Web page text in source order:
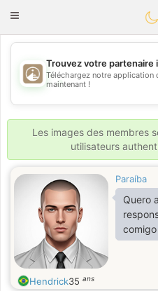
B
Toggle
💖
💕
Trouvez votre partenaire
Téléchargez notre application
maintenant !
Les images des membres
utilisateurs
Paraíba
Quero
comigo
Hendrick35 ans